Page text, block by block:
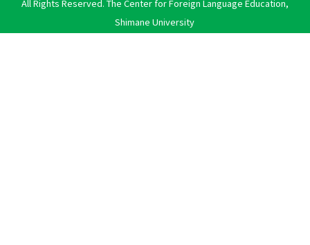
All Rights Reserved. The Center for Foreign Language Education,
Shimane University